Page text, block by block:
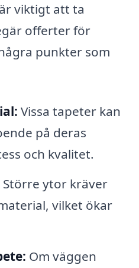
viktigt att ta
offerter för
punkter som
Vissa tapeter kan
på deras
och kvalitet.
Större ytor kräver
vilket ökar
Om väggen